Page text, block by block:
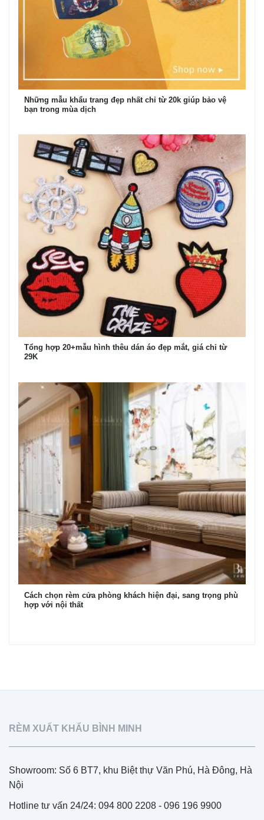
Những mẫu khẩu trang đẹp nhất chỉ từ 20k giúp bảo vệ
bạn trong mùa dịch
Tổng hợp 20+mẫu hình thêu dán áo đẹp mắt, giá chỉ từ
29K
Cách chọn rèm cửa phòng khách hiện đại, sang trọng phù
hợp với nội thất
RÈM XUẤT KHẨU BÌNH MINH
Showroom: Số 6 BT7, khu Biệt thự Văn Phú, Hà Đông, Hà
Nội
Hotline tư vấn 24/24: 094 800 2208 - 096 196 9900